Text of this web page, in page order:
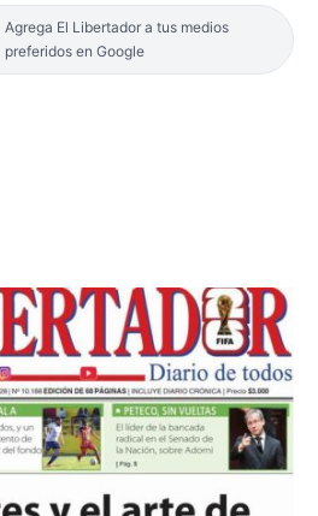
Agrega El Libertador a tus medios
preferidos en Google